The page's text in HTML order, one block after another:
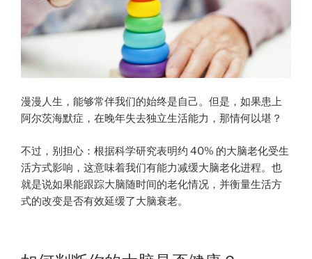
漫漫人生，能够常伴我们的始终是自己。但是，如果患上
阿尔茨海默症，在晚年失去独立生活能力，那情何以堪？
不过，别担心：根据科学研究表明约 40% 的大脑老化受生
活方式影响，这意味着我们有能力减缓大脑老化进程。也
就是说如果能跟踪大脑随时间的老化情况，并衡量生活方
式的改变是否有效延缓了大脑衰老。